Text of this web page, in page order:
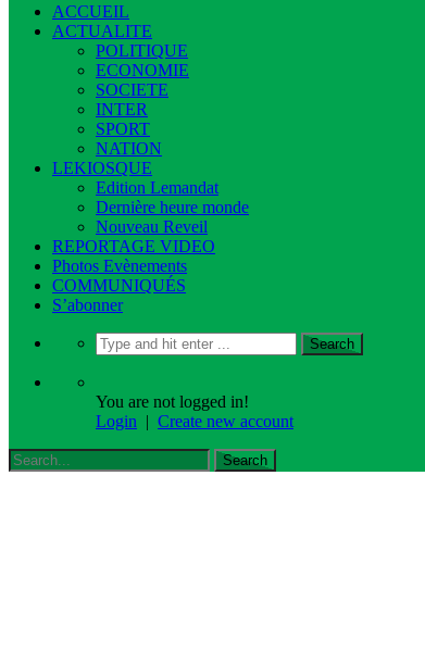
ACCUEIL
ACTUALITE
POLITIQUE
ECONOMIE
SOCIETE
INTER
SPORT
NATION
LEKIOSQUE
Edition Lemandat
Dernière heure monde
Nouveau Reveil
REPORTAGE VIDEO
Photos Evènements
COMMUNIQUÉS
S’abonner
You are not logged in!
Login | Create new account